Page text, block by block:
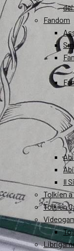
Fandom
Il
Tolkien
Tolkien